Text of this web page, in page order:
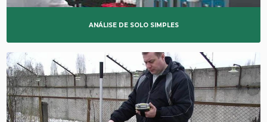
ANÁLISE DE SOLO SIMPLES